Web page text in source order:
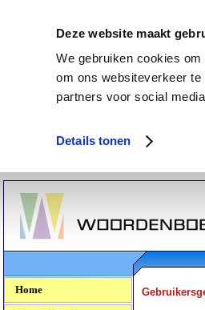
Deze website maakt
We gebruiken cookies
om ons websiteverkeer
partners voor social
Details tonen
Woordenboek.NU
Home